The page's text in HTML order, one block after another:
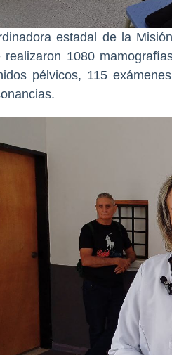
estadal de la
realizaron 1080
pélvicos, 115